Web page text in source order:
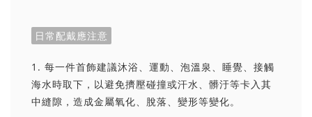
日常配戴應注意
1. 每一件首飾建議沐浴、運動、泡溫泉、睡覺、接觸
海水時取下，以避免擠壓碰撞或汗水、髒汙等卡入其
中縫隙，造成金屬氧化、脫落、變形等變化。